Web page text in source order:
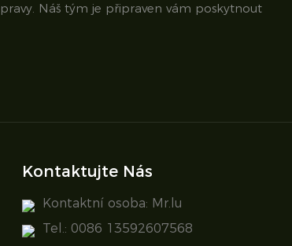
Náš tým je připraven vám poskytnout
Kontaktujte Nás
Kontaktní osoba: Mr.lu
Tel.: 0086 13592607568